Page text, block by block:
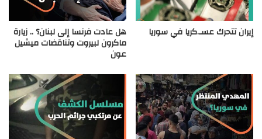
إيران تتحرك عسـ.كريا في سوريا هل عادت فرنسا إلى لبنان؟ .. زيارة
ماكرون لبيروت وتناقضات ميشيل
عون